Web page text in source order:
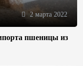
2 марта 2022
пшеницы из